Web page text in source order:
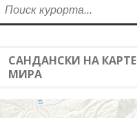
САНДАНСКИ НА КАРТЕ
МИРА